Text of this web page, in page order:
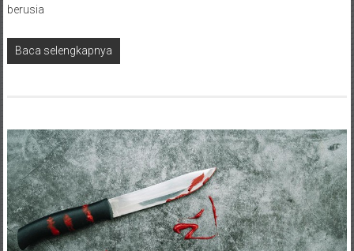
berusia
Baca selengkapnya